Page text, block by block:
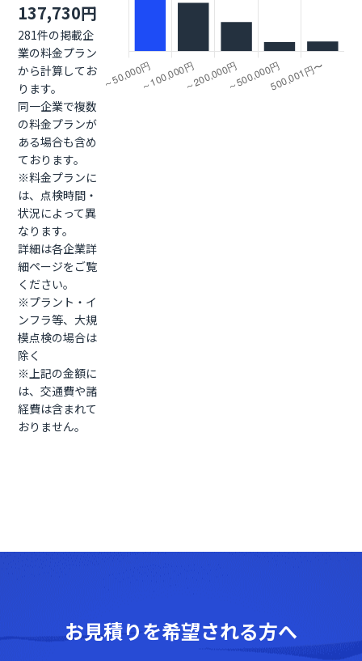
137,730円
281件の掲載企
業の料金プラン
から計算してお
ります。
同一企業で複数
の料金プランが
ある場合も含め
ております。
※料金プランに
は、点検時間・
状況によって異
なります。
詳細は各企業詳
細ページをご覧
ください。
※プラント・イ
ンフラ等、大規
模点検の場合は
除く
※上記の金額に
は、交通費や諸
経費は含まれて
おりません。
お見積りを希望される方へ